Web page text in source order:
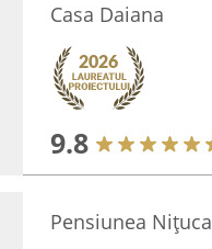
Casa Daiana
9.8
Pensiunea Nițuca